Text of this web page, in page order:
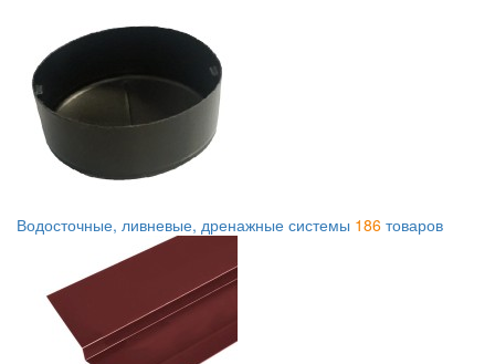
Водосточные, ливневые, дренажные системы 186 товаров